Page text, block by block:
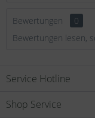
Bewertungen
0
Bewertungen lesen,
Service Hotline
Shop Service